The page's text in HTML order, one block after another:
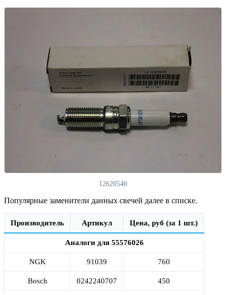
12620540
Популярные заменители данных свечей далее в списке.
Производитель Артикул Цена, руб (за 1 шт.)
Аналоги для 55576026
NGK 91039 760
Bosch 0242240707 450